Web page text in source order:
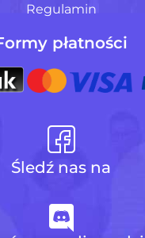
Regulamin
płatności
Śledź nas na